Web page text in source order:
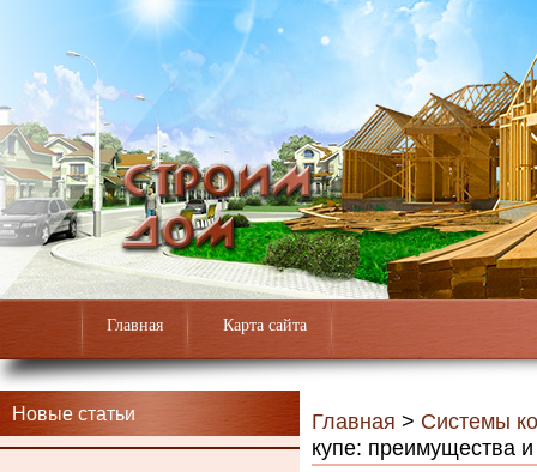
Главная Карта сайта
Новые статьи Главная > Системы
купе: преимущества